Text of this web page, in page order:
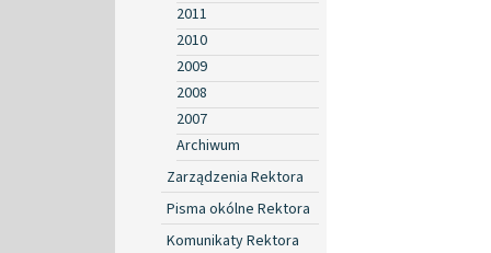
2011
2010
2009
2008
2007
Archiwum
Zarządzenia Rektora
Pisma okólne Rektora
Komunikaty Rektora